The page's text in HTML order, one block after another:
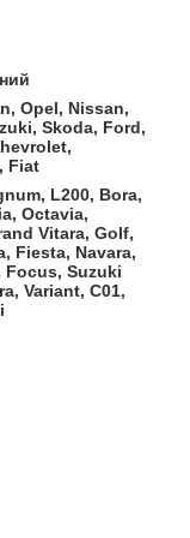
Opel, Nissan,
Skoda, Ford,
Fiat
L200, Bora,
Octavia,
Vitara, Golf,
Fiesta, Navara,
Focus, Suzuki
Variant, C01,